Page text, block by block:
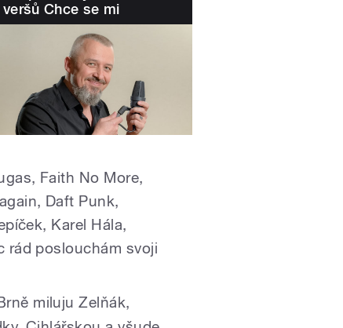
veršů Chce se mi
Faith No More,
Daft Punk,
Karel Hála,
rád poslouchám svoji
miluju Zelňák,